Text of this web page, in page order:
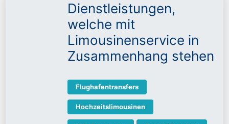
Dienstleistungen,
welche mit
Limousinenservice in
Zusammenhang stehen
Flughafentransfers
Hochzeitslimousinen